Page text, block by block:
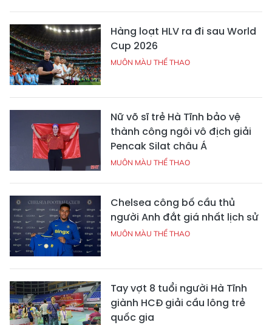
Hàng loạt HLV ra đi sau World
Cup 2026
MUÔN MÀU THỂ THAO
Nữ võ sĩ trẻ Hà Tĩnh bảo vệ
thành công ngôi vô địch giải
Pencak Silat châu Á
MUÔN MÀU THỂ THAO
Chelsea công bố cầu thủ
người Anh đắt giá nhất lịch sử
MUÔN MÀU THỂ THAO
Tay vợt 8 tuổi người Hà Tĩnh
giành HCĐ giải cầu lông trẻ
quốc gia